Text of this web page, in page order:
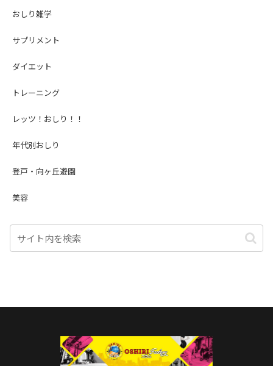
おしり雑学
サプリメント
ダイエット
トレーニング
レッツ！おしり！！
年代別おしり
登戸・向ヶ丘遊園
美容